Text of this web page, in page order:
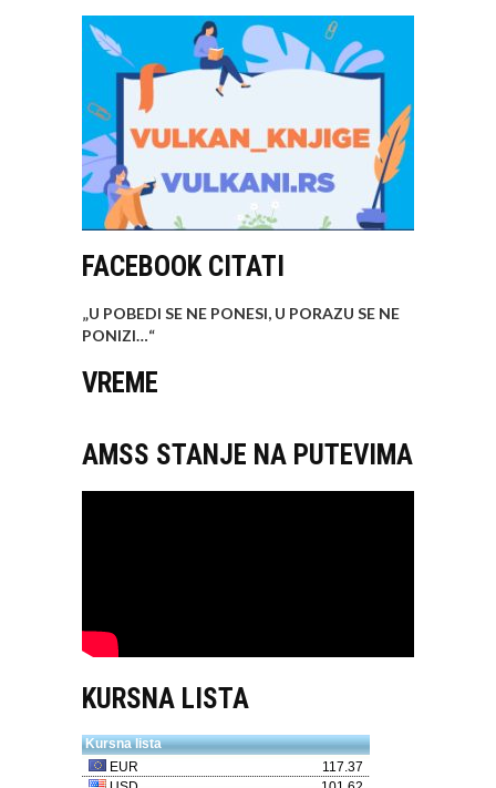
FACEBOOK CITATI
„U POBEDI SE NE PONESI, U PORAZU SE NE
PONIZI…“
VREME
AMSS STANJE NA PUTEVIMA
KURSNA LISTA